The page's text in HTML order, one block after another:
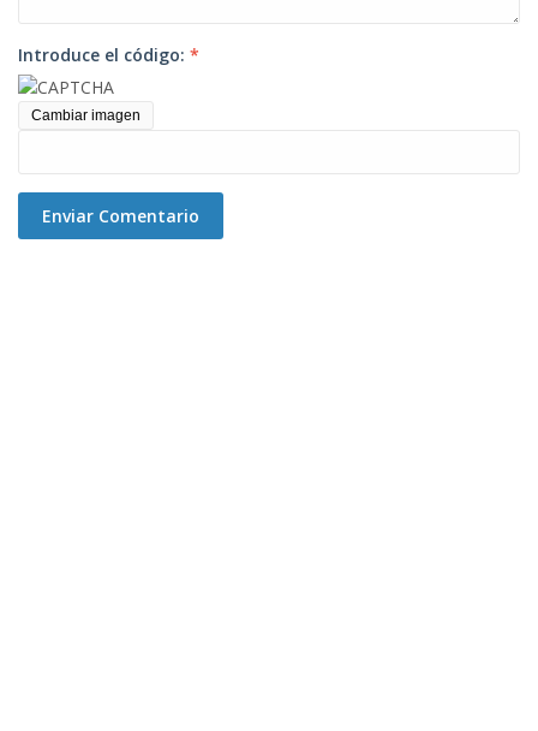
Introduce el código: *
Cambiar imagen
Enviar Comentario